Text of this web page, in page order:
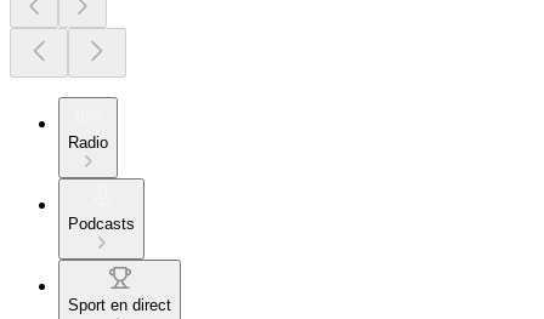
Radio
Podcasts
Sport en direct